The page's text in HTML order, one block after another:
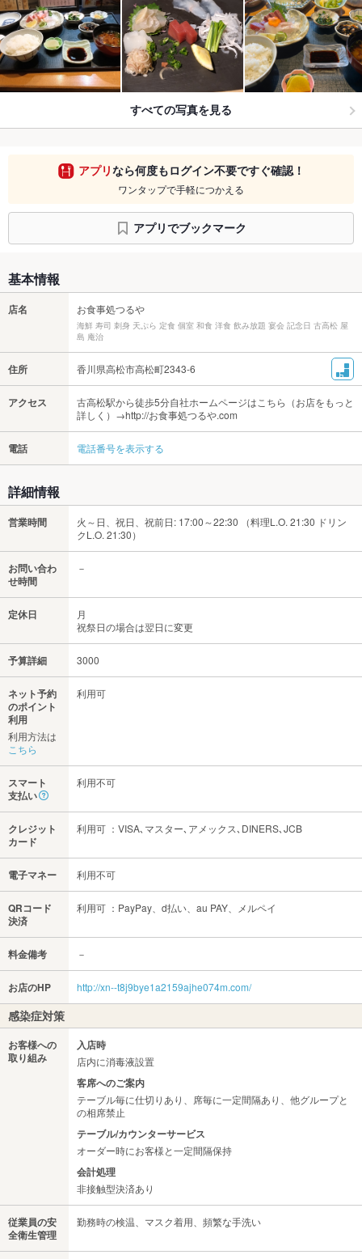
すべての写真を見る
アプリなら何度もログイン不要ですぐ確認！
ワンタップで手軽につかえる
アプリでブックマーク
基本情報
店名 お食事処つるや
海鮮 寿司 刺身 天ぷら 定食 個室 和食 洋食 飲み放題 宴会 記念日 古高松 屋
島 庵治
住所 香川県高松市高松町2343-6
アクセス
古高松駅から徒歩5分自社ホームページはこちら（お店をもっと
詳しく）→http://お食事処つるや.com
電話 電話番号を表示する
詳細情報
営業時間
火～日、祝日、祝前日: 17:00～22:30 （料理L.O. 21:30 ドリン
クL.O. 21:30）
お問い合わ
せ時間
－
定休日
月
祝祭日の場合は翌日に変更
予算詳細 3000
ネット予約
のポイント
利用
利用方法は
こちら
利用可
スマート
支払い
利用不可
クレジット
カード
利用可 ：VISA､マスター､アメックス､DINERS､JCB
電子マネー 利用不可
QRコード
決済
利用可 ：PayPay、d払い、au PAY、メルペイ
料金備考 －
お店のHP http://xn--t8j9bye1a2159ajhe074m.com/
感染症対策
お客様への
取り組み
入店時
店内に消毒液設置
客席へのご案内
テーブル毎に仕切りあり、席毎に一定間隔あり、他グループと
の相席禁止
テーブル/カウンターサービス
オーダー時にお客様と一定間隔保持
会計処理
非接触型決済あり
従業員の安
全衛生管理
勤務時の検温、マスク着用、頻繁な手洗い